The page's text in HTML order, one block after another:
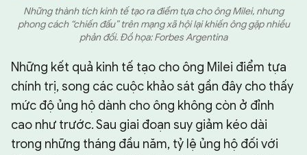
Những thành tích kinh tế tạo ra điểm tựa cho ông Milei, nhưng
phong cách “chiến đấu” trên mạng xã hội lại khiến ông gặp nhiều
phản đối. Đồ họa: Forbes Argentina
Những kết quả kinh tế tạo cho ông Milei điểm tựa
chính trị, song các cuộc khảo sát gần đây cho thấy
mức độ ủng hộ dành cho ông không còn ở đỉnh
cao như trước. Sau giai đoạn suy giảm kéo dài
trong những tháng đầu năm, tỷ lệ ủng hộ đối với